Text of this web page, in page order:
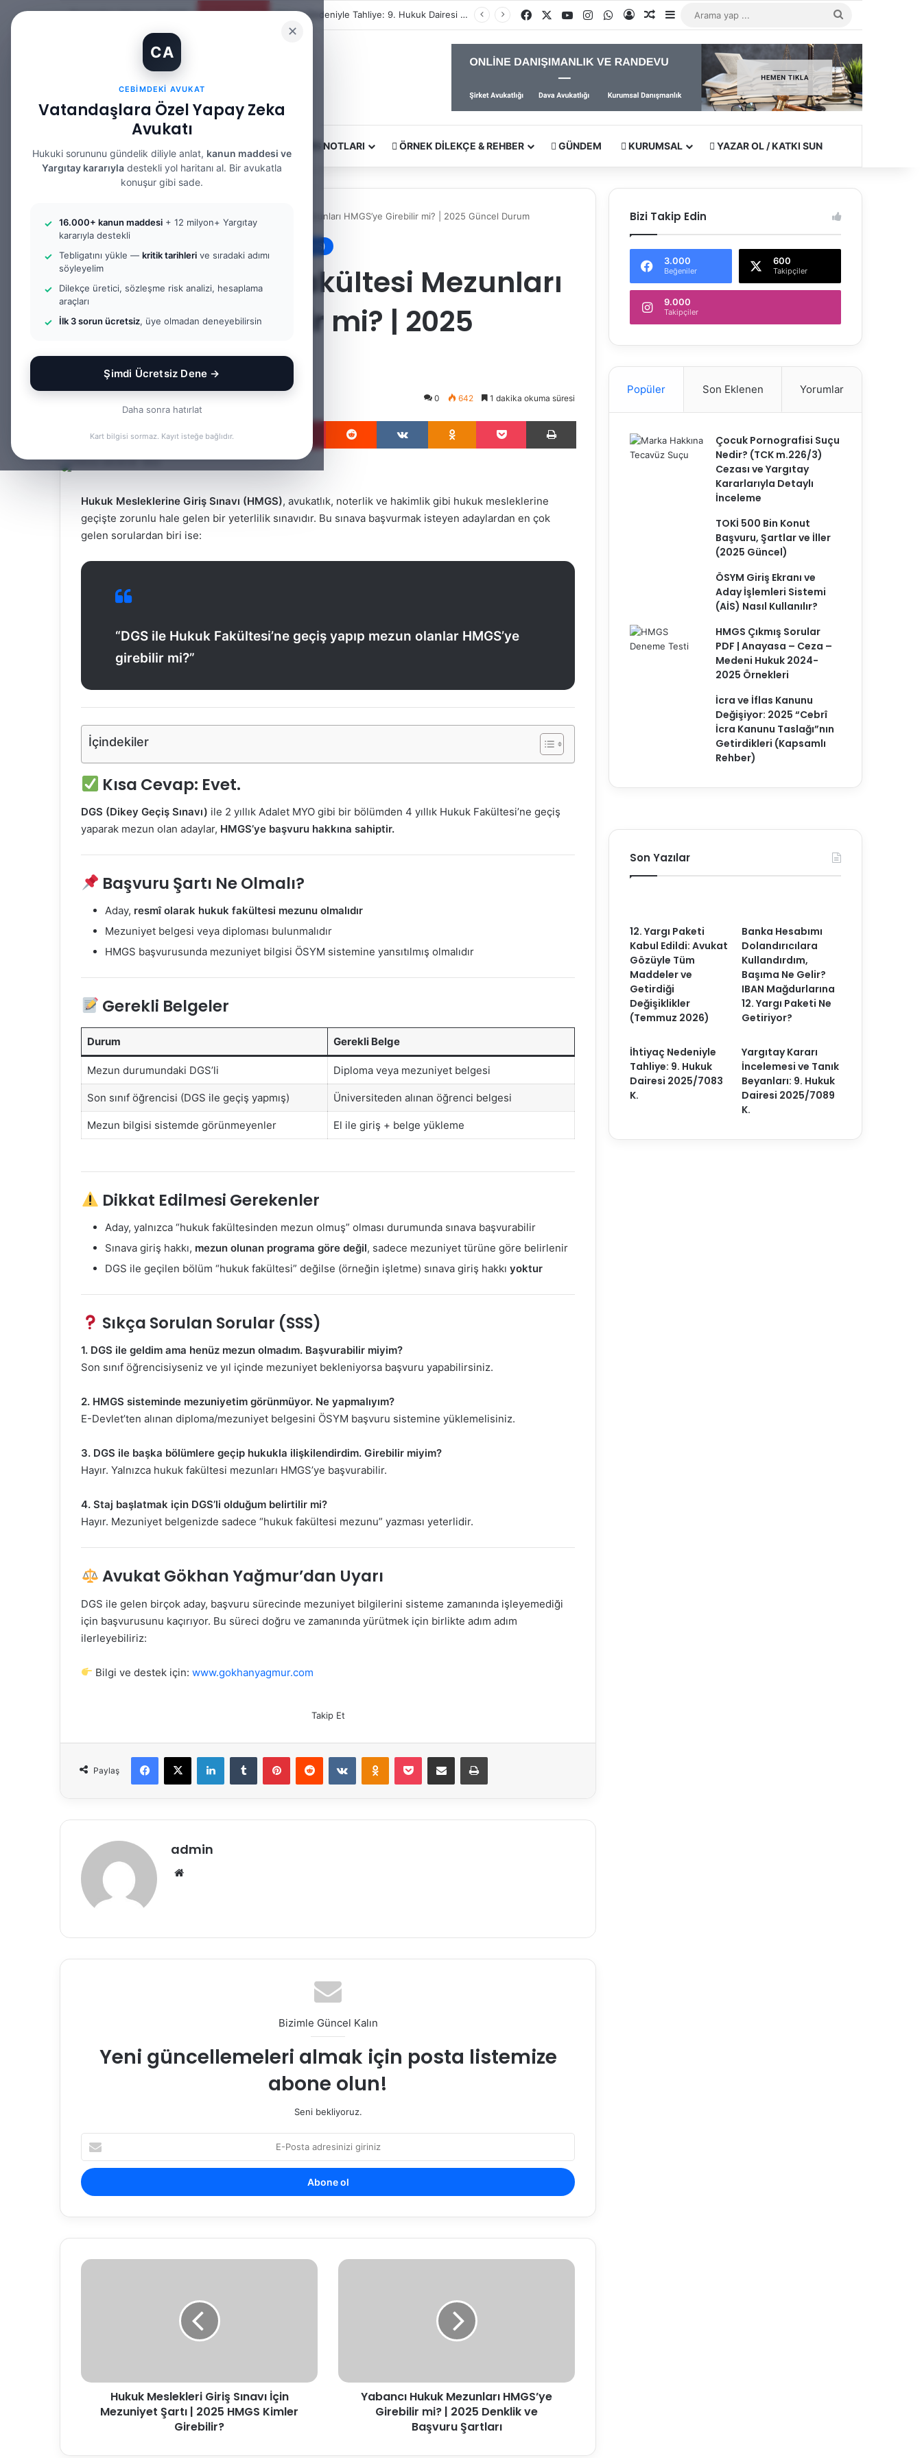
✕
CA
CEBIMDEKI AVUKAT
Vatandaşlara Özel Yapay Zeka
Avukatı
Hukuki sorununu gündelik diliyle anlat, kanun maddesi ve
Yargıtay kararıyla destekli yol haritanı al. Bir avukatla
konuşur gibi sade.
16.000+ kanun maddesi + 12 milyon+ Yargıtay
kararıyla destekli
Tebligatını yükle — kritik tarihleri ve sıradaki adımı
söyleyelim
Dilekçe üretici, sözleşme risk analizi, hesaplama
araçları
İlk 3 sorun ücretsiz, üye olmadan deneyebilirsin
Şimdi Ücretsiz Dene →
Daha sonra hatırlat
Kart bilgisi sormaz. Kayıt isteğe bağlıdır.
Perşembe, Ağustos 6 2026 Güncel Makale İhtiyaç Nedeniyle Tahliye: 9. Hukuk Dairesi 2025/7083 K. FacebookYouTubeInstagramWhatsApp
Kayıt OlRastgele Makale
Kenar Bölmesi
...
HUKUK DERS NOTLARI ÖRNEK DILEKÇE & REHBER GÜNDEM KURUMSAL YAZAR OL / KATKI SUN
DGS ile Hukuk Fakültesi Mezunları HMGS’ye Girebilir mi? | 2025 Güncel Durum
Hukuk Mesleklerine Giriş Sınavı (HMGS)
DGS ile Hukuk Fakültesi Mezunları
HMGS’ye Girebilir mi? | 2025
Güncel Durum
e-
0 642 1 dakika okuma süresi
Pinterest Reddit VKontakte OdnoklassnikiPocket Yazdır
Hukuk Mesleklerine Giriş Sınavı (HMGS), avukatlık, noterlik ve hakimlik gibi hukuk mesleklerine
geçişte zorunlu hale gelen bir yeterlilik sınavıdır. Bu sınava başvurmak isteyen adaylardan en çok
gelen sorulardan biri ise:
“DGS ile Hukuk Fakültesi’ne geçiş yapıp mezun olanlar HMGS’ye
girebilir mi?”
İçindekiler
Kısa Cevap: Evet.
DGS (Dikey Geçiş Sınavı) ile 2 yıllık Adalet MYO gibi bir bölümden 4 yıllık Hukuk Fakültesi’ne geçiş
yaparak mezun olan adaylar, HMGS’ye başvuru hakkına sahiptir.
Başvuru Şartı Ne Olmalı?
Aday, resmî olarak hukuk fakültesi mezunu olmalıdır
Mezuniyet belgesi veya diploması bulunmalıdır
HMGS başvurusunda mezuniyet bilgisi ÖSYM sistemine yansıtılmış olmalıdır
Gerekli Belgeler
Durum Gerekli Belge
Mezun durumundaki DGS’li Diploma veya mezuniyet belgesi
Son sınıf öğrencisi (DGS ile geçiş yapmış) Üniversiteden alınan öğrenci belgesi
Mezun bilgisi sistemde görünmeyenler El ile giriş + belge yükleme
Dikkat Edilmesi Gerekenler
Aday, yalnızca “hukuk fakültesinden mezun olmuş” olması durumunda sınava başvurabilir
Sınava giriş hakkı, mezun olunan programa göre değil, sadece mezuniyet türüne göre belirlenir
DGS ile geçilen bölüm “hukuk fakültesi” değilse (örneğin işletme) sınava giriş hakkı yoktur
Sıkça Sorulan Sorular (SSS)
1. DGS ile geldim ama henüz mezun olmadım. Başvurabilir miyim?
Son sınıf öğrencisiyseniz ve yıl içinde mezuniyet bekleniyorsa başvuru yapabilirsiniz.
2. HMGS sisteminde mezuniyetim görünmüyor. Ne yapmalıyım?
E-Devlet’ten alınan diploma/mezuniyet belgesini ÖSYM başvuru sistemine yüklemelisiniz.
3. DGS ile başka bölümlere geçip hukukla ilişkilendirdim. Girebilir miyim?
Hayır. Yalnızca hukuk fakültesi mezunları HMGS’ye başvurabilir.
4. Staj başlatmak için DGS’li olduğum belirtilir mi?
Hayır. Mezuniyet belgenizde sadece “hukuk fakültesi mezunu” yazması yeterlidir.
Avukat Gökhan Yağmur’dan Uyarı
DGS ile gelen birçok aday, başvuru sürecinde mezuniyet bilgilerini sisteme zamanında işleyemediği
için başvurusunu kaçırıyor. Bu süreci doğru ve zamanında yürütmek için birlikte adım adım
ilerleyebiliriz:
Bilgi ve destek için:www.gokhanyagmur.com
Takip Et
Paylaş
Facebook
X LinkedInTumblr PinterestReddit VKontakteOdnoklassniki
Pocket E-Posta ile paylaş Yazdır
admin
Bizimle Güncel Kalın
Yeni güncellemeleri almak için posta listemize
abone olun!
Seni bekliyoruz.
Posta
adresinizi
giriniz
Hukuk
2025
Kimler
Hukuk Meslekleri Giriş Sınavı İçin
Mezuniyet Şartı | 2025 HMGS Kimler
Girebilir?
Yabancı
Denklik
Yabancı Hukuk Mezunları HMGS’ye
Girebilir mi? | 2025 Denklik ve
Başvuru Şartları
Bizi Takip Edin
3.000
Beğeniler
600
Takipçiler
9.000
Takipçiler
Popüler Son Eklenen Yorumlar
Çocuk Pornografisi Suçu
Nedir? (TCK m.226/3)
Cezası ve Yargıtay
Kararlarıyla Detaylı
İnceleme
TOKİ 500 Bin Konut
Başvuru, Şartlar ve İller
(2025 Güncel)
ÖSYM Giriş Ekranı ve
Aday İşlemleri Sistemi
(AİS) Nasıl Kullanılır?
HMGS Çıkmış Sorular
PDF | Anayasa – Ceza –
Medeni Hukuk 2024-
2025 Örnekleri
İcra ve İflas Kanunu
Değişiyor: 2025 “Cebrî
İcra Kanunu Taslağı”nın
Getirdikleri (Kapsamlı
Rehber)
Son Yazılar
12. Yargı Paketi
Kabul Edildi: Avukat
Gözüyle Tüm
Maddeler ve
Getirdiği
Değişiklikler
(Temmuz 2026)
Banka Hesabımı
Dolandırıcılara
Kullandırdım,
Başıma Ne Gelir?
IBAN Mağdurlarına
12. Yargı Paketi Ne
Getiriyor?
İhtiyaç Nedeniyle
Tahliye: 9. Hukuk
Dairesi 2025/7083
K.
Yargıtay Kararı
İncelemesi ve Tanık
Beyanları: 9. Hukuk
Dairesi 2025/7089
K.